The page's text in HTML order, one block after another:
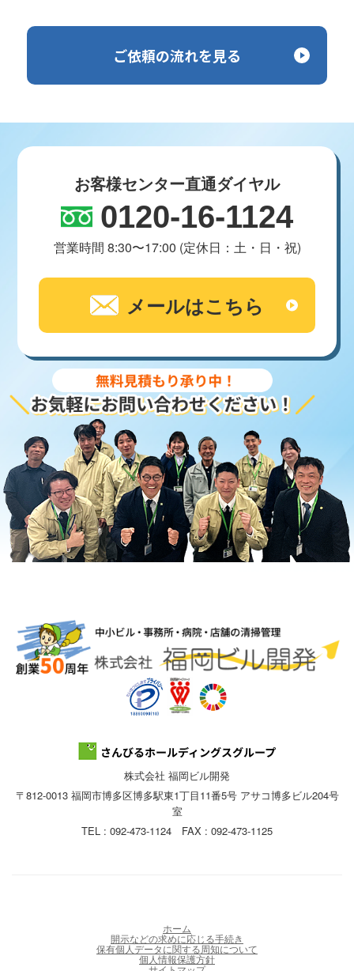
ご依頼の流れを見る
お客様センター直通ダイヤル
0120-16-1124
営業時間 8:30〜17:00 (定休日：土・日・祝)
メールはこちら
株式会社 福岡ビル開発
〒812-0013 福岡市博多区博多駅東1丁目11番5号 アサコ博多ビル204号
室
TEL : 092-473-1124 FAX : 092-473-1125
ホーム
開示などの求めに応じる手続き
保有個人データに関する周知について
個人情報保護方針